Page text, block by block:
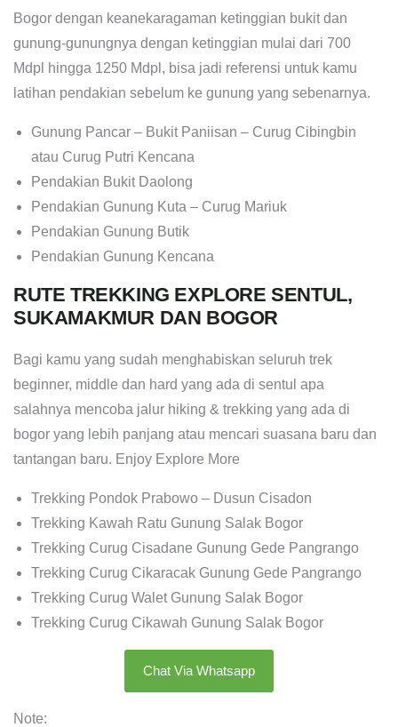
Bogor dengan keanekaragaman ketinggian bukit dan
gunung-gunungnya dengan ketinggian mulai dari 700
Mdpl hingga 1250 Mdpl, bisa jadi referensi untuk kamu
latihan pendakian sebelum ke gunung yang sebenarnya.
Gunung Pancar – Bukit Paniisan – Curug Cibingbin
atau Curug Putri Kencana
Pendakian Bukit Daolong
Pendakian Gunung Kuta – Curug Mariuk
Pendakian Gunung Butik
Pendakian Gunung Kencana
RUTE TREKKING EXPLORE SENTUL,
SUKAMAKMUR DAN BOGOR
Bagi kamu yang sudah menghabiskan seluruh trek
beginner, middle dan hard yang ada di sentul apa
salahnya mencoba jalur hiking & trekking yang ada di
bogor yang lebih panjang atau mencari suasana baru dan
tantangan baru. Enjoy Explore More
Trekking Pondok Prabowo – Dusun Cisadon
Trekking Kawah Ratu Gunung Salak Bogor
Trekking Curug Cisadane Gunung Gede Pangrango
Trekking Curug Cikaracak Gunung Gede Pangrango
Trekking Curug Walet Gunung Salak Bogor
Trekking Curug Cikawah Gunung Salak Bogor
Chat Via Whatsapp
Note: